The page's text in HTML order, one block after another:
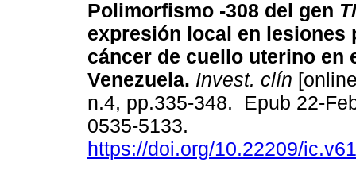
Polimorfismo -308 del gen
expresión local en lesiones
cáncer de cuello uterino en
Venezuela. Invest. clín
n.4, pp.335-348. Epub 22-
0535-5133.
https://doi.org/10.22209/